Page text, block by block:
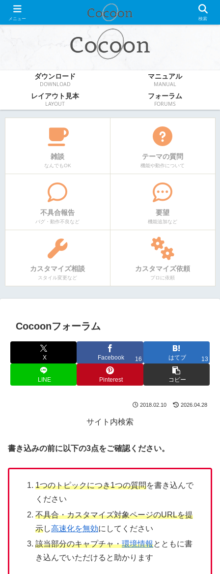
WordPress無料テーマ
ダウンロード
DOWNLOAD
マニュアル
MANUAL
レイアウト見本
LAYOUT
フォーラム
FORUMS
雑談
なんでもOK
テーマの質問
機能や動作について
不具合報告
バグ・動作不良など
要望
機能追加など
カスタマイズ相談
スタイル変更など
カスタマイズ依頼
プロに依頼
Cocoonフォーラム
X Facebook 16 はてブ 13
LINE Pinterest コピー
2018.02.10 2026.04.28
サイト内検索
書き込みの前に以下の3点をご確認ください。
1つのトピックにつき1つの質問を書き込んで
ください
不具合・カスタマイズ対象ページのURLを提
示し高速化を無効にしてください
該当部分のキャプチャ・環境情報とともに書
き込んでいただけると助かります
メニュー 検索